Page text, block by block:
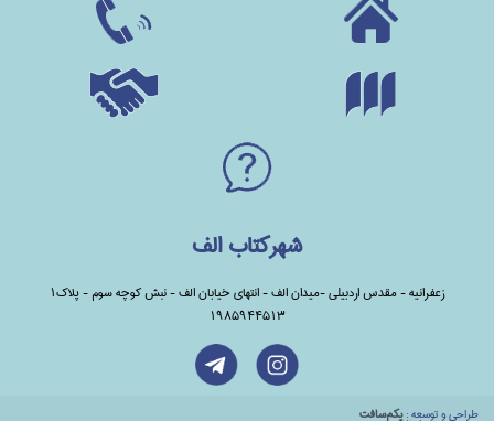
شهرکتاب الف
زعفرانیه - مقدس اردبیلی -میدان الف - انتهای خیابان الف - نبش کوچه سوم - پلاک1
1985944513
طراحي و توسعه : يكم‌سافت